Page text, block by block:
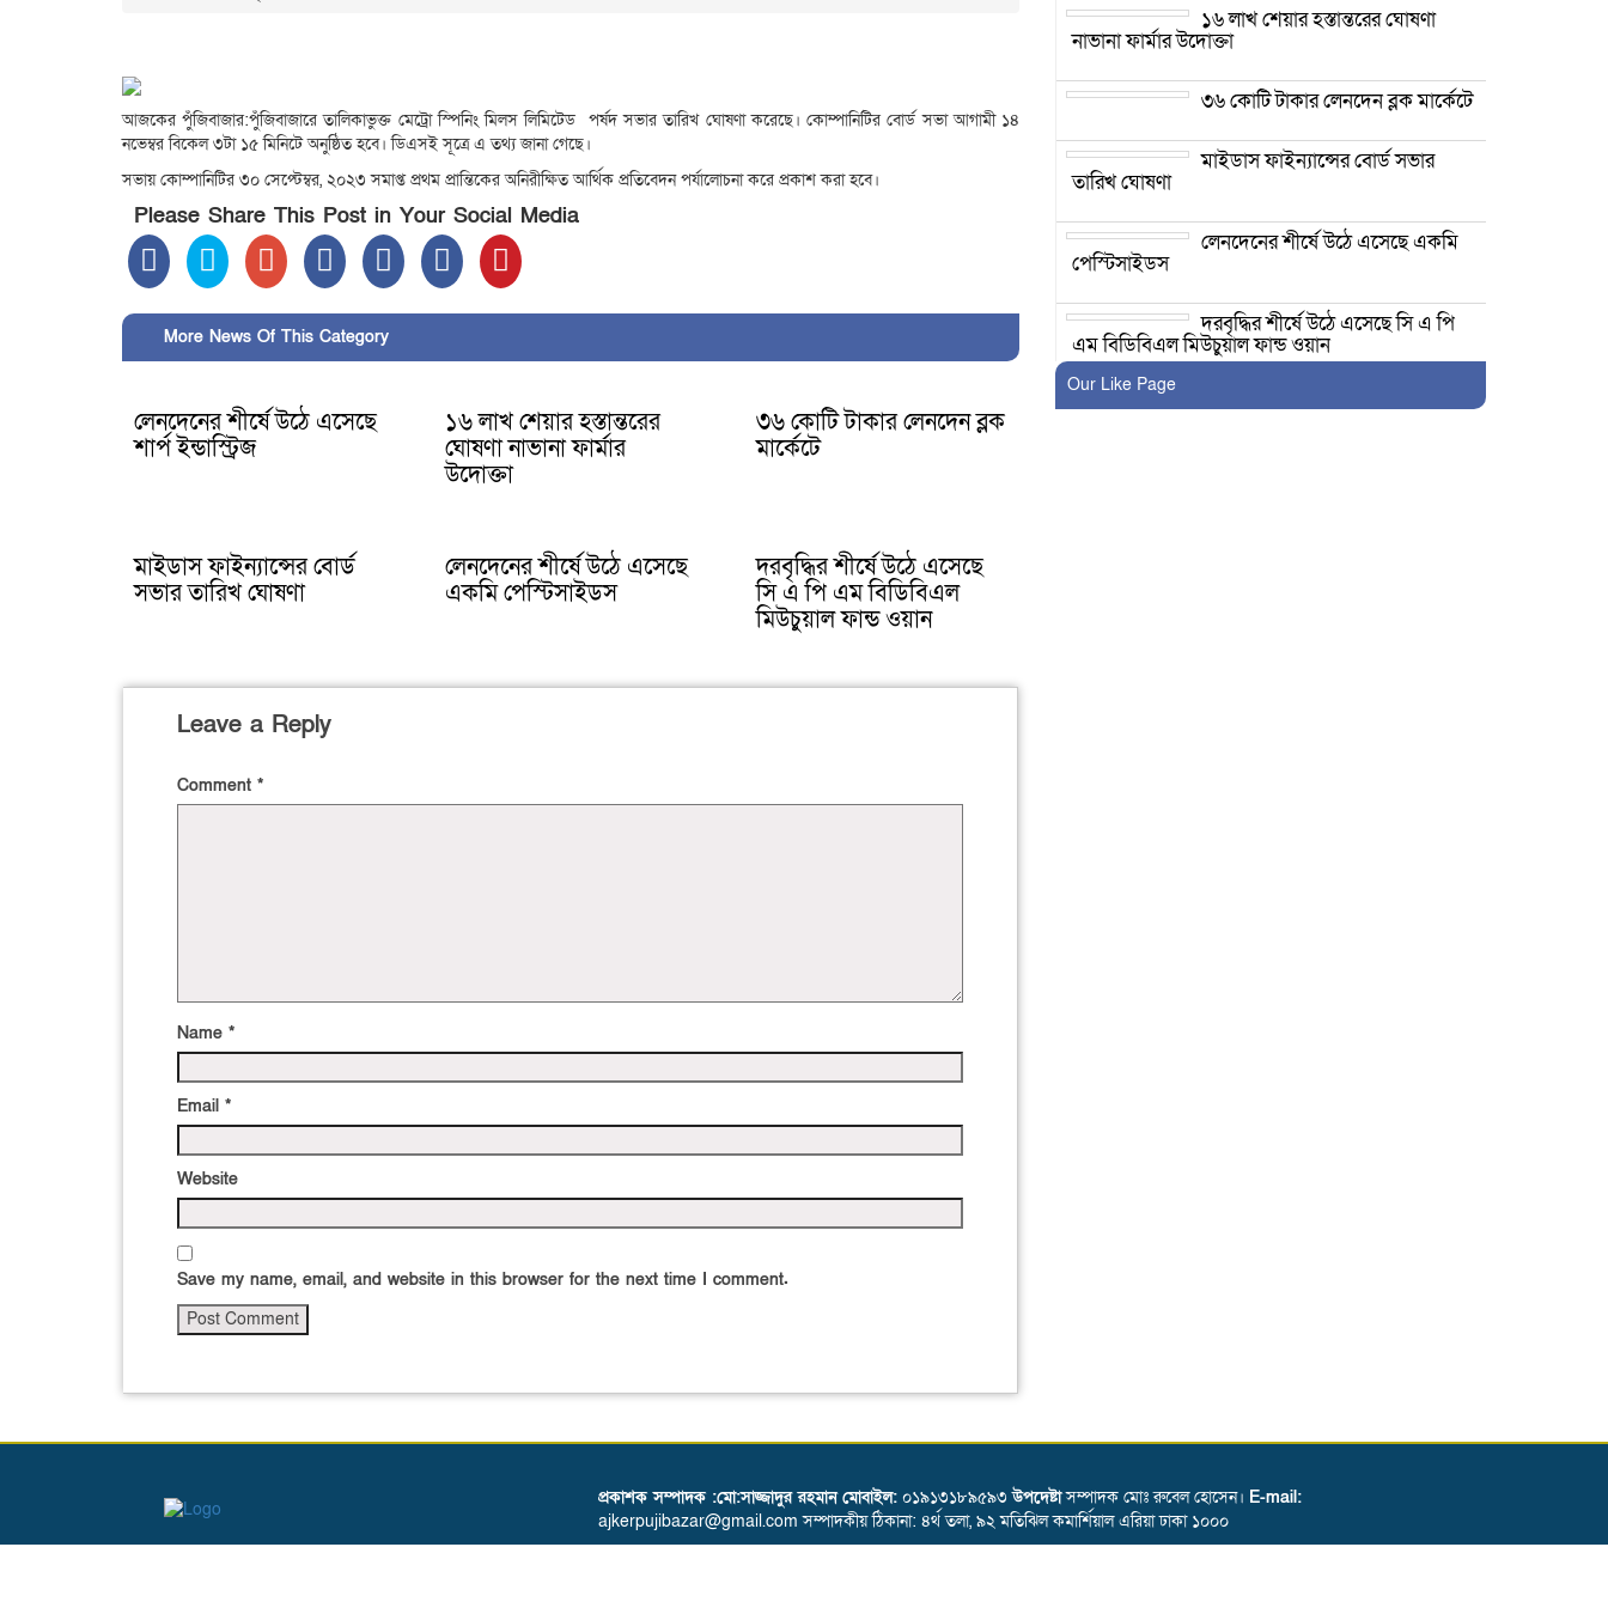
আজকের পুঁজিবাজার:পুঁজিবাজারে তালিকাভুক্ত মেট্রো স্পিনিং মিলস লিমিটেড পর্ষদ সভার তারিখ ঘোষণা করেছে। কোম্পানিটির বোর্ড সভা আগামী ১৪
নভেম্বর বিকেল ৩টা ১৫ মিনিটে অনুষ্ঠিত হবে। ডিএসই সূত্রে এ তথ্য জানা গেছে।
সভায় কোম্পানিটির ৩০ সেপ্টেম্বর, ২০২৩ সমাপ্ত প্রথম প্রান্তিকের অনিরীক্ষিত আর্থিক প্রতিবেদন পর্যালোচনা করে প্রকাশ করা হবে।
Please Share This Post in Your Social Media
More News Of This Category
লেনদেনের শীর্ষে উঠে এসেছে
শার্প ইন্ডাস্ট্রিজ
১৬ লাখ শেয়ার হস্তান্তরের
ঘোষণা নাভানা ফার্মার
উদোক্তা
৩৬ কোটি টাকার লেনদেন ব্লক
মার্কেটে
মাইডাস ফাইন্যান্সের বোর্ড
সভার তারিখ ঘোষণা
লেনদেনের শীর্ষে উঠে এসেছে
একমি পেস্টিসাইডস
দরবৃদ্ধির শীর্ষে উঠে এসেছে
সি এ পি এম বিডিবিএল
মিউচুয়াল ফান্ড ওয়ান
Leave a Reply
Comment *
Name *
Email *
Website
Save my name, email, and website in this browser for the next time I comment.
১৬ লাখ শেয়ার হস্তান্তরের ঘোষণা
নাভানা ফার্মার উদোক্তা
৩৬ কোটি টাকার লেনদেন ব্লক মার্কেটে
মাইডাস ফাইন্যান্সের বোর্ড সভার
তারিখ ঘোষণা
লেনদেনের শীর্ষে উঠে এসেছে একমি
পেস্টিসাইডস
দরবৃদ্ধির শীর্ষে উঠে এসেছে সি এ পি
এম বিডিবিএল মিউচুয়াল ফান্ড ওয়ান
৫৩ কোটি টাকার লেনদেন ব্লক মার্কেটে
Our Like Page
প্রকাশক সম্পাদক :মো:সাজ্জাদুর রহমান মোবাইল: ০১৯১৩১৮৯৫৯৩উপদেষ্টাসম্পাদক মোঃ রুবেল হোসেন। E-mail:
ajkerpujibazar@gmail.com সম্পাদকীয় ঠিকানা: ৪র্থ তলা, ৯২ মতিঝিল কমার্শিয়াল এরিয়া ঢাকা ১০০০